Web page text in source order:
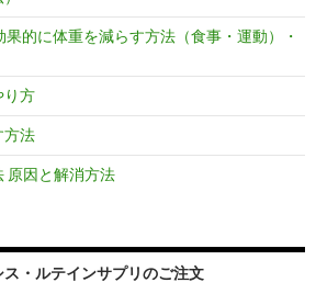
的に体重を減らす方法（食事・運動）・
り方
方法
原因と解消方法
ス・ルテインサプリのご注文